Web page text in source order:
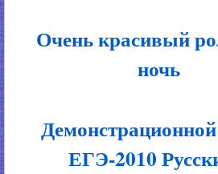
Очень красивый
ночь
ЕГЭ-2010